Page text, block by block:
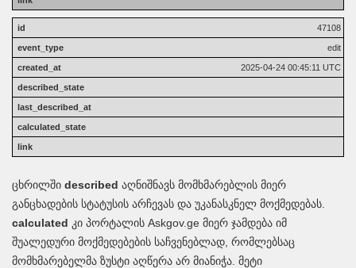
47108
edit
2025-04-24 00:45:11 UTC
ცხრილში described აღნიშნავს მომხმარებლის მიერ
განცხადების სტატუსის არჩევას და უკანასკნელ მოქმედებას.
calculated კი პორტალის Askgov.ge მიერ ჯამდება იმ
შუალედური მოქმედებების საჩვენებლად, რომლებსაც
მომხმარებელმა ზუსტი აღწერა არ მიანიჭა. მეტი